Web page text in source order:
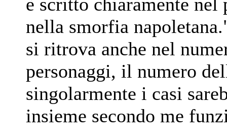
nella smorfia
si ritrova anche nel
personaggi, il numero
singolarmente i casi
insieme secondo me